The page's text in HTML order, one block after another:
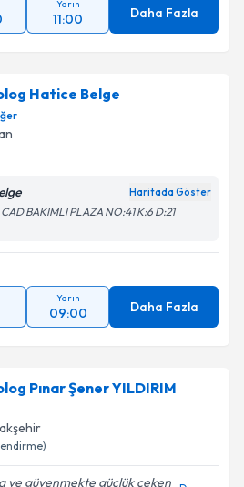
Yarın
11:00 Daha Fazla
Hatice Belge
Haritada Göster
BAKIMLI PLAZA NO:41 K:6 D:21
Yarın
09:00 Daha Fazla
Pınar Şener YILDIRIM
ve güvenmekte güçlük çeken